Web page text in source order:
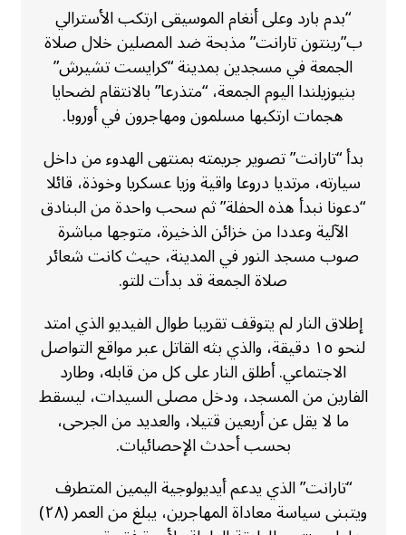
“بدم بارد وعلى أنغام الموسيقى ارتكب الأسترالي
ب”رينتون تارانت” مذبحة ضد المصلين خلال صلاة
الجمعة في مسجدين بمدينة “كرايست تشيرش”
بنيوزيلندا اليوم الجمعة، “متذرعا” بالانتقام لضحايا
هجمات ارتكبها مسلمون ومهاجرون في أوروبا.
بدأ “تارانت” تصوير جريمته بمنتهى الهدوء من داخل
سيارته، مرتديا دروعا واقية وزيا عسكريا وخوذة، قائلا
“دعونا نبدأ هذه الحفلة” ثم سحب واحدة من البنادق
الآلية وعددا من خزائن الذخيرة، متوجها مباشرة
صوب مسجد النور في المدينة، حيث كانت شعائر
صلاة الجمعة قد بدأت للتو.
إطلاق النار لم يتوقف تقريبا طوال الفيديو الذي امتد
لنحو ١٥ دقيقة، والذي بثه القاتل عبر مواقع التواصل
الاجتماعي. أطلق النار على كل من قابله، وطارد
الفارين من المسجد، ودخل مصلى السيدات، ليسقط
ما لا يقل عن أربعين قتيلا، والعديد من الجرحى،
بحسب أحدث الإحصائيات.
“تارانت” الذي يدعم أيديولوجية اليمين المتطرف
ويتبنى سياسة معاداة المهاجرين، يبلغ من العمر (٢٨)